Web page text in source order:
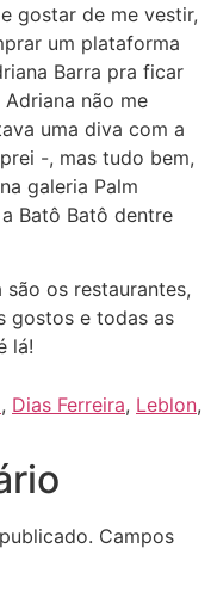
gostar de me vestir,
um plataforma
Barra pra ficar
não me
uma diva com a
-, mas tudo bem,
galeria Palm
Batô Batô dentre
os restaurantes,
gostos e todas as
lá!
, Dias Ferreira, Leblon,
Campos